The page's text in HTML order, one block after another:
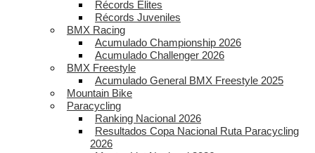
Récords Élites
Récords Juveniles
BMX Racing
Acumulado Championship 2026
Acumulado Challenger 2026
BMX Freestyle
Acumulado General BMX Freestyle 2025
Mountain Bike
Paracycling
Ranking Nacional 2026
Resultados Copa Nacional Ruta Paracycling
2026